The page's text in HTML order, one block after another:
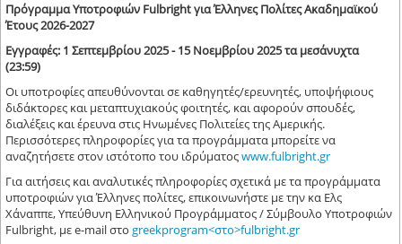
Πρόγραμμα Υποτροφιών Fulbright για Έλληνες Πολίτες Ακαδημαϊκού
Έτους 2026-2027
Εγγραφές: 1 Σεπτεμβρίου 2025 - 15 Νοεμβρίου 2025 τα μεσάνυχτα
(23:59)
Οι υποτροφίες απευθύνονται σε καθηγητές/ερευνητές, υποψήφιους
διδάκτορες και μεταπτυχιακούς φοιτητές, και αφορούν σπουδές,
διαλέξεις και έρευνα στις Ηνωμένες Πολιτείες της Αμερικής.
Περισσότερες πληροφορίες για τα προγράμματα μπορείτε να
αναζητήσετε στον ιστότοπο του ιδρύματοςwww.fulbright.gr
Για αιτήσεις και αναλυτικές πληροφορίες σχετικά με τα προγράμματα
υποτροφιών για Έλληνες πολίτες, επικοινωνήστε με την κα Ελς
Χάναππε, Υπεύθυνη Ελληνικού Προγράμματος / Σύμβουλο Υποτροφιών
Fulbright, με e-mail στοgreekprogram<στο>fulbright.gr